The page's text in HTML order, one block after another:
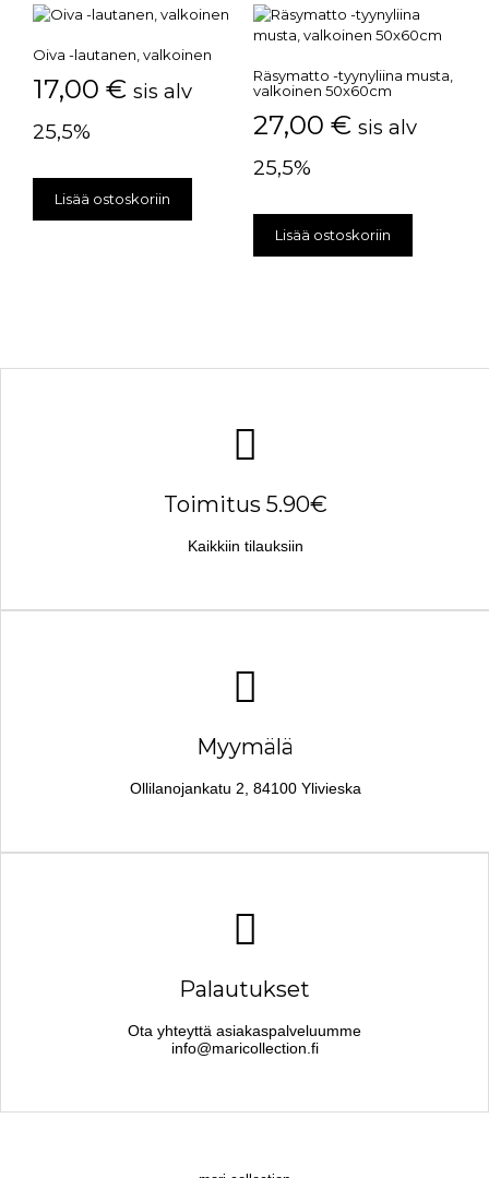
Oiva -lautanen, valkoinen
17,00 € sis alv
25,5%
Lisää ostoskoriin
Räsymatto -tyynyliina musta,
valkoinen 50x60cm
27,00 € sis alv
25,5%
Lisää ostoskoriin
Toimitus 5.90€
Kaikkiin tilauksiin
Myymälä
Ollilanojankatu 2, 84100 Ylivieska
Palautukset
Ota yhteyttä asiakaspalveluumme
info@maricollection.fi